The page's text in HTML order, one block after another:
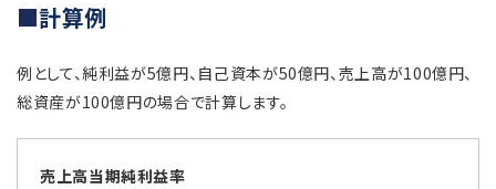
計算例
例として、純利益が5億円、自己資本が50億円、売上高が100億円、
総資産が100億円の場合で計算します。
売上高当期純利益率